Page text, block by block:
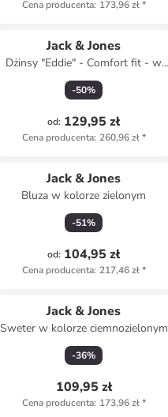
Cena producenta: 173,96 zł*
Jack & Jones
Dżinsy "Eddie" - Comfort fit - w
kolorze błękitnym
-50%
od: 129,95 zł
Cena producenta: 260,96 zł*
Jack & Jones
Bluza w kolorze zielonym
-51%
od: 104,95 zł
Cena producenta: 217,46 zł*
Jack & Jones
Sweter w kolorze ciemnozielonym
-36%
109,95 zł
Cena producenta: 173,96 zł*